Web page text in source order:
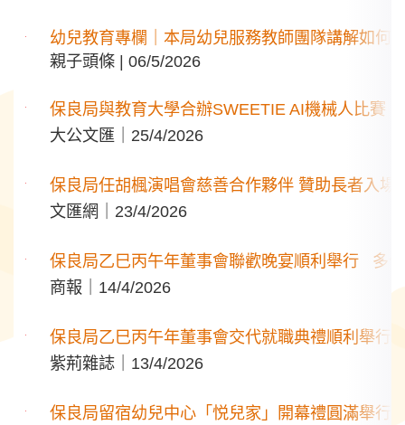
幼兒教育專欄｜本局幼兒服務教師團隊講解如何
親子頭條 | 06/5/2026
保良局與教育大學合辦SWEETIE AI機械人比賽
大公文匯｜25/4/2026
保良局任胡楓演唱會慈善合作夥伴 贊助長者入場
文匯網｜23/4/2026
保良局乙巳丙午年董事會聯歡晚宴順利舉行 多
商報｜14/4/2026
保良局乙巳丙午年董事會交代就職典禮順利舉行
紫荊雜誌｜13/4/2026
保良局留宿幼兒中心「悦兒家」開幕禮圓滿舉行